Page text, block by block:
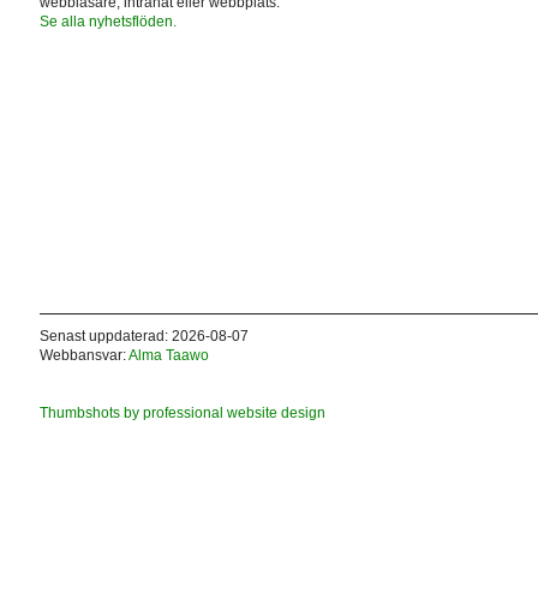
Se alla nyhetsflöden.
Senast uppdaterad: 2026-08-07
Webbansvar:Alma Taawo
Thumbshots by professional website design